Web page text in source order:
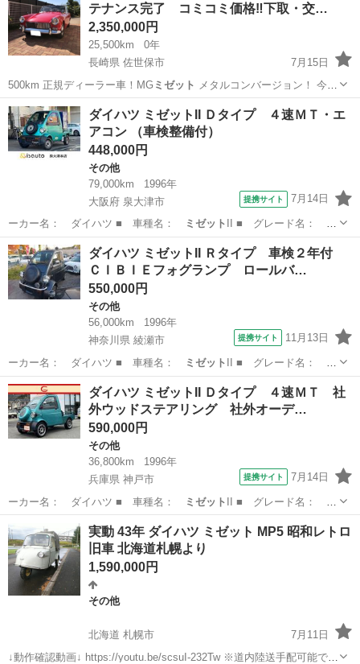
テナンス完了 コミコミ価格‼️下取・交…
2,350,000円
25,500km
0年
長崎県 佐世保市
7月15日
500km 正規ディーラー車！MG ミゼット
メタルコンバージョン！ 今回
車検時…
長崎 佐世保市 ミゼット
ダイハツ ミゼットII Ｄタイプ ４速ＭＴ・エ
アコン （車検整備付）
448,000円
その他
79,000km
1996年
大阪府 泉大津市
提携サイト 7月14日
ーカー名： ダイハツ ■ 車種名： ミゼット
II ■ グレード名： Ｄ
タイプ ４…
大阪 泉大津市 その他
ダイハツ ミゼットII Ｒタイプ 車検２年付
ＣＩＢＩＥフォグランプ ロールバ…
550,000円
その他
56,000km
1996年
神奈川県 綾瀬市
提携サイト 11月13日
ーカー名： ダイハツ ■ 車種名： ミゼット
II ■ グレード名： Ｒ
タイプ 車…
神奈川 綾瀬市 その他
ダイハツ ミゼットII Ｄタイプ ４速ＭＴ 社
外ウッドステアリング 社外オーデ…
590,000円
その他
36,800km
1996年
兵庫県 神戸市
提携サイト 7月14日
ーカー名： ダイハツ ■ 車種名： ミゼット
II ■ グレード名： Ｄ
タイプ ４…神戸市 その他
実動 43年 ダイハツ ミゼット MP5 昭和レトロ
旧車 北海道札幌より
1,590,000円
その他
北海道 札幌市
7月11日
↓動作確認動画↓ https://youtu.be/scsuI-232Tw ※道内陸送手配可能で